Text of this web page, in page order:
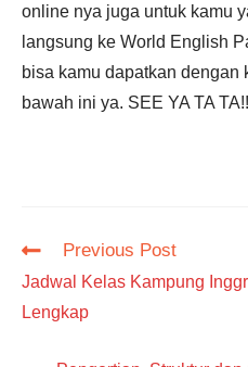
online nya juga untuk kamu
langsung ke World English
bisa kamu dapatkan dengan
bawah ini ya. SEE YA TA
Read
articles
Previous Post
Jadwal Kelas Kampung
Lengkap